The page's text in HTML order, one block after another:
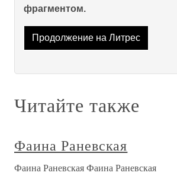
фрагментом.
Продолжение на Литрес
Читайте также
Фаина Раневская
Фаина Раневская Фаина Раневская